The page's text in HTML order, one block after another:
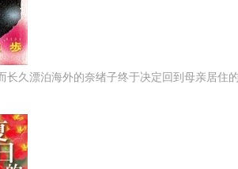
长久漂泊海外的奈绪子终于决定回到母亲居住